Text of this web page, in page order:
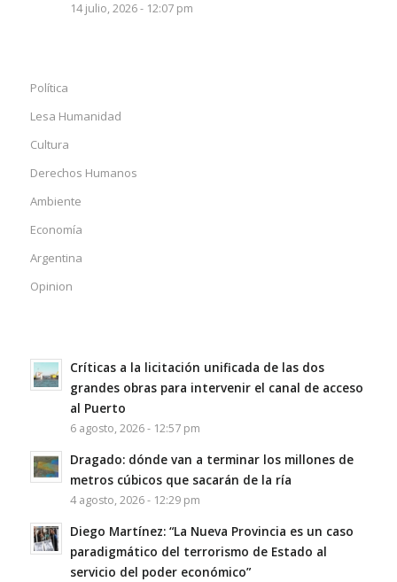
14 julio, 2026 - 12:07 pm
Política
Lesa Humanidad
Cultura
Derechos Humanos
Ambiente
Economía
Argentina
Opinion
Críticas a la licitación unificada de las dos
grandes obras para intervenir el canal de acceso
al Puerto
6 agosto, 2026 - 12:57 pm
Dragado: dónde van a terminar los millones de
metros cúbicos que sacarán de la ría
4 agosto, 2026 - 12:29 pm
Diego Martínez: “La Nueva Provincia es un caso
paradigmático del terrorismo de Estado al
servicio del poder económico”